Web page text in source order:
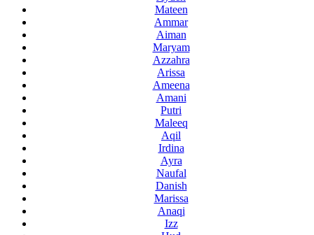
Mateen
Ammar
Aiman
Maryam
Azzahra
Arissa
Ameena
Amani
Putri
Maleeq
Aqil
Irdina
Ayra
Naufal
Danish
Marissa
Anaqi
Izz